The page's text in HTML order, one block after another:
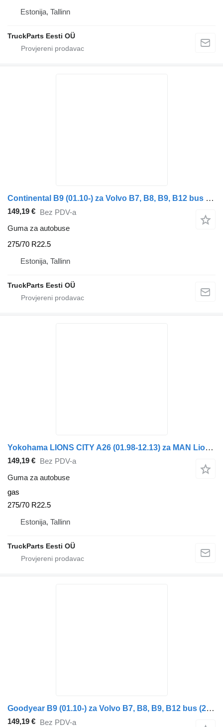
Estonija, Tallinn
TruckParts Eesti OÜ
Continental B9 (01.10-) za Volvo B7, B8, B9, B12 bus (2005-)
149,19 € Bez PDV-a
Guma za autobuse
275/70 R22.5
Estonija, Tallinn
TruckParts Eesti OÜ
Yokohama LIONS CITY A26 (01.98-12.13) za MAN Lion's bus (1991-)
149,19 € Bez PDV-a
Guma za autobuse
gas
275/70 R22.5
Estonija, Tallinn
TruckParts Eesti OÜ
Goodyear B9 (01.10-) za Volvo B7, B8, B9, B12 bus (2005-)
149,19 € Bez PDV-a